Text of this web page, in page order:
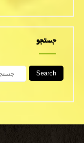
جستجو
Search